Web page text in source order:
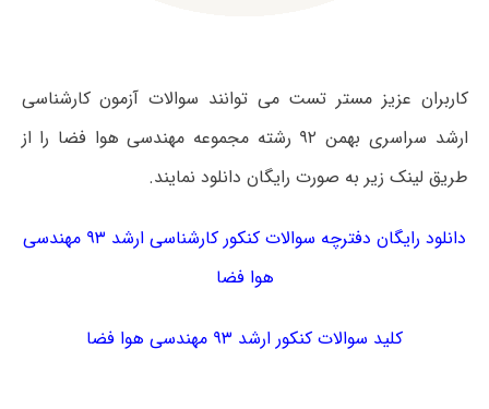
کاربران عزیز مستر تست می توانند سوالات آزمون کارشناسی
ارشد سراسری بهمن ۹۲ رشته مجموعه مهندسی هوا فضا را از
طریق لینک زیر به صورت رایگان دانلود نمایند.
دانلود رایگان دفترچه سوالات کنکور کارشناسی ارشد ۹۳ مهندسی
هوا فضا
کلید سوالات کنکور ارشد ۹۳ مهندسی هوا فضا